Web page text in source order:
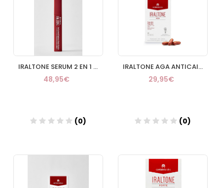
IRALTONE SERUM 2 EN 1 POTENCIADOR DE PESTAÑAS Y CEJAS 1 ENVASE 10 ML
48,95€
(0)
IRALTONE AGA ANTICAIDA CAPILAR 60 CAPSULAS
29,95€
(0)
Añadir